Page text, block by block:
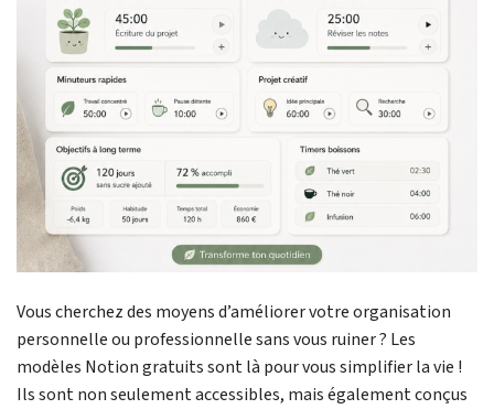
Vous cherchez des moyens d’améliorer votre organisation
personnelle ou professionnelle sans vous ruiner ? Les
modèles Notion gratuits sont là pour vous simplifier la vie !
Ils sont non seulement accessibles, mais également conçus